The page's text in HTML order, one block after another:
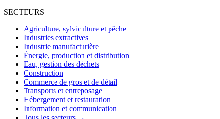
SECTEURS
Agriculture, sylviculture et pêche
Industries extractives
Industrie manufacturière
Énergie, production et distribution
Eau, gestion des déchets
Construction
Commerce de gros et de détail
Transports et entreposage
Hébergement et restauration
Information et communication
Tous les secteurs →